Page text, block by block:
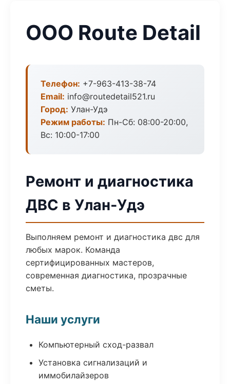
ООО Route Detail
Телефон: +7-963-413-38-74
Email: info@routedetail521.ru
Город: Улан-Удэ
Режим работы: Пн-Сб: 08:00-20:00,
Вс: 10:00-17:00
Ремонт и диагностика
ДВС в Улан-Удэ
Выполняем ремонт и диагностика двс для
любых марок. Команда
сертифицированных мастеров,
современная диагностика, прозрачные
сметы.
Наши услуги
Компьютерный сход-развал
Установка сигнализаций и
иммобилайзеров